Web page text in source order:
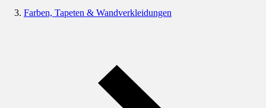
Farben, Tapeten & Wandverkleidungen